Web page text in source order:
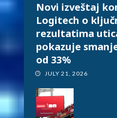
Novi izveštaj
Logitech o
rezultatima
pokazuje
od 33%
JULY 21, 2026